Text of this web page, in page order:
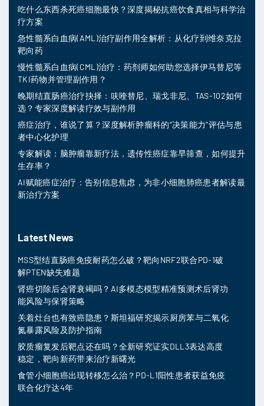
吃什么东西杀死癌细胞最快？深度揭秘抗癌饮食真相与科学治
疗方案
急性髓系白血病(AML)治疗副作用全解析：从化疗到维奈克拉
靶向药
慢性髓系白血病(CML)治疗：药剂师如何助您选择伊马替尼等
TKI药物并管理副作用？
晚期结直肠癌治疗抉择：呋喹替尼、瑞戈非尼、TAS-102如何
选？专家深度解读疗效与副作用
癌症治疗，谁说了算？深度解析肿瘤科的“决策能力”评估与患
者中心化护理
专家解读：脑肿瘤靠新疗法，遗传性癌症靠早筛查，如何提升
生存率？
AI赋能癌症治疗：告别信息焦虑，为非小细胞肺癌患者解读最
新治疗方案
Latest News
MSS型结直肠癌免疫耐药怎么破？靶向NRF2联合PD-1破
解PTEN缺失难题
肾癌切除后会肾衰竭吗？AI多模态模型精准预测术后肾功
能风险与保肾策略
关着灶台也有致癌隐患？斯坦福研究揭示厨房苯与二氧化
氮暴露风险及防护指南
胶质瘤复发后靶点还在吗？全新研究证实DLL3表达高度
稳定，靶向新药带来治疗新曙光
食管小细胞癌出现转移怎么治？PD-L1阳性患者获益免疫
联合化疗达4年